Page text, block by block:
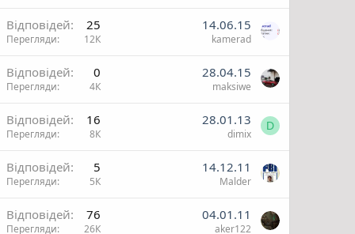
Відповідей 25
Перегляди 12К
14.06.15
kamerad
Відповідей 0
Перегляди 4К
28.04.15
maksiwe
Відповідей 16
Перегляди 8К
28.01.13
dimix
D
Відповідей 5
Перегляди 5К
14.12.11
Malder
Відповідей 76
Перегляди 26К
04.01.11
aker122